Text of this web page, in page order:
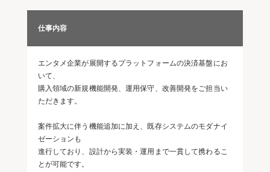
仕事内容
エンタメ企業が展開するプラットフォームの決済基盤にお
いて、
購入領域の新規機能開発、運用保守、改善開発をご担当い
ただきます。
案件拡大に伴う機能追加に加え、既存システムのモダナイ
ゼーションも
進行しており、設計から実装・運用まで一貫して携わるこ
とが可能です。